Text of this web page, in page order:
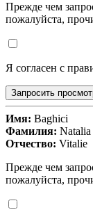
Прежде чем
пожалуйста,
Я согласен с
Запросить
Имя: Baghici
Фамилия: Natalia
Отчество: Vitalie
Прежде чем
пожалуйста,